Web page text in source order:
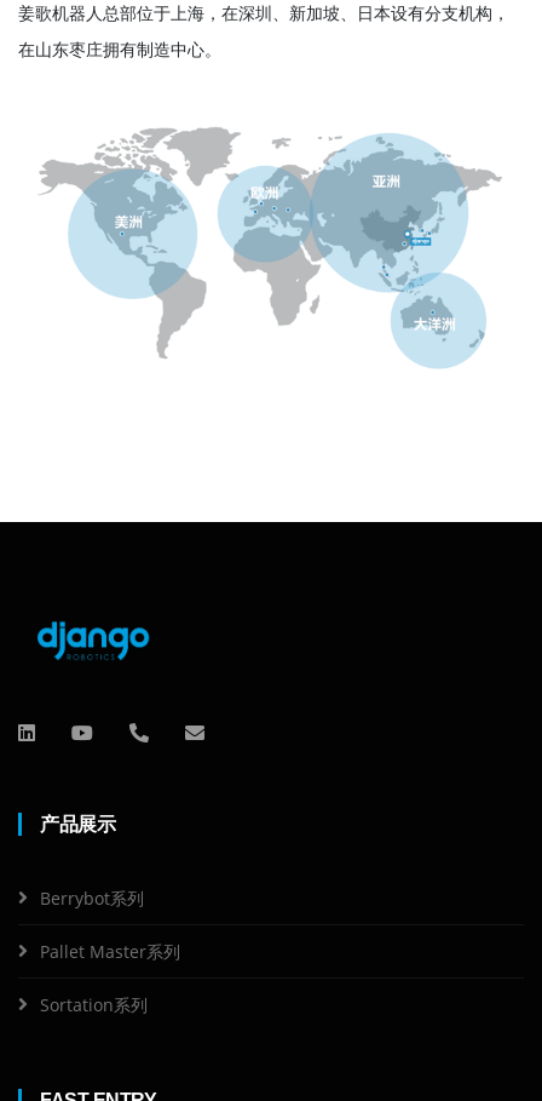
姜歌机器人总部位于上海，在深圳、新加坡、日本设有分支机构，
在山东枣庄拥有制造中心。
产品展示
Berrybot系列
Pallet Master系列
Sortation系列